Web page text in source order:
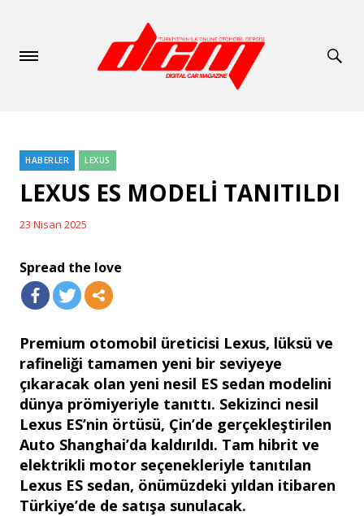
Categories
HABERLER LEXUS
LEXUS ES MODELİ TANITILDI
Posted
23 Nisan 2025
Spread the love
Premium otomobil üreticisi Lexus, lüksü ve
rafineliği tamamen yeni bir seviyeye
çıkaracak olan yeni nesil ES sedan modelini
dünya prömiyeriyle tanıttı. Sekizinci nesil
Lexus ES’nin örtüsü, Çin’de gerçekleştirilen
Auto Shanghai’da kaldırıldı. Tam hibrit ve
elektrikli motor seçenekleriyle tanıtılan
Lexus ES sedan, önümüzdeki yıldan itibaren
Türkiye’de de satışa sunulacak.